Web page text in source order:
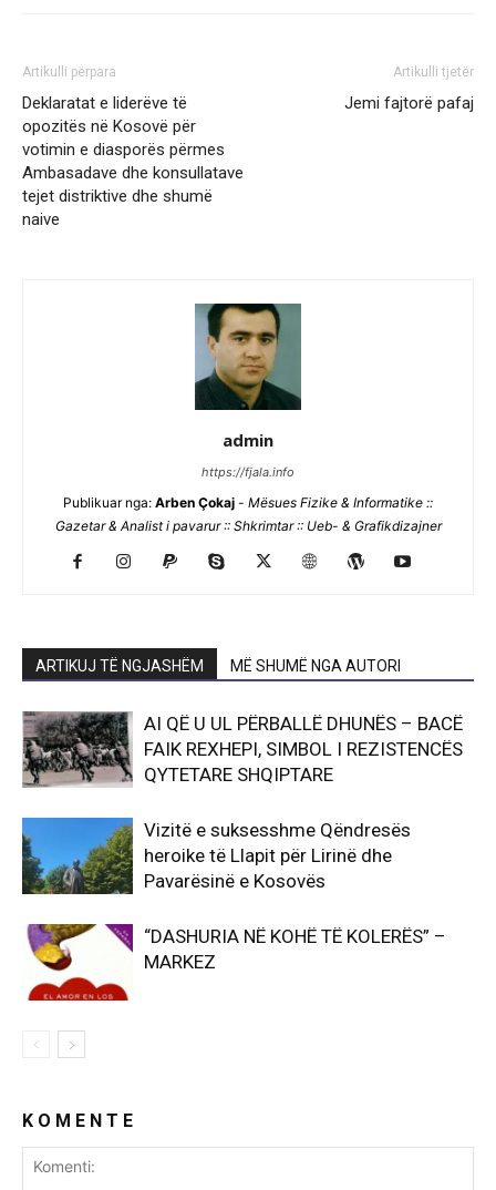
Artikulli përpara
Deklaratat e liderëve të
opozitës në Kosovë për
votimin e diasporës përmes
Ambasadave dhe konsullatave
tejet distriktive dhe shumë
naive
Artikulli tjetër
Jemi fajtorë pafaj
admin
https://fjala.info
Publikuar nga: Arben Çokaj - Mësues Fizike & Informatike ::
Gazetar & Analist i pavarur :: Shkrimtar :: Ueb- & Grafikdizajner
ARTIKUJ TË NGJASHËM MË SHUMË NGA AUTORI
AI QË U UL PËRBALLË DHUNËS – BACË
FAIK REXHEPI, SIMBOL I REZISTENCËS
QYTETARE SHQIPTARE
Vizitë e suksesshme Qëndresës
heroike të Llapit për Lirinë dhe
Pavarësinë e Kosovës
“DASHURIA NË KOHË TË KOLERËS” –
MARKEZ
K O M E N T E